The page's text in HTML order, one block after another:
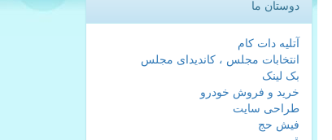
دوستان ما
آتلیه دات کام
انتخابات مجلس ، کاندیدای مجلس
بک لینک
خرید و فروش خودرو
طراحی سایت
فیش حج